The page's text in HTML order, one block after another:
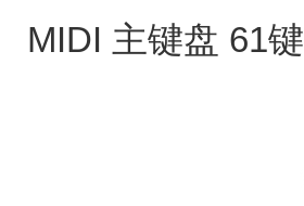
MIDI 主键盘 61键